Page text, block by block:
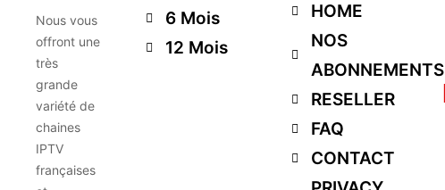
Nous vous
offront une
très
grande
variété de
chaines
IPTV
françaises
6 Mois
12 Mois
HOME
NOS
ABONNEMENTS
RESELLER
FAQ
CONTACT